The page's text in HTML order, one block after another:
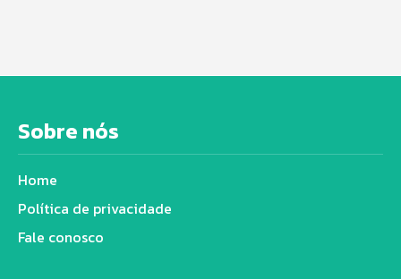
Sobre nós
Home
Política de privacidade
Fale conosco